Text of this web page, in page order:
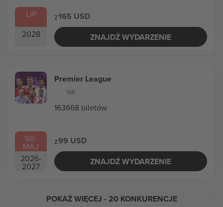
LIP
2028
z165 USD
ZNAJDŹ WYDARZENIE
SIE-
MAJ
2026-
2027
Premier League
GB
163668 biletów
z99 USD
ZNAJDŹ WYDARZENIE
POKAŻ WIĘCEJ - 20 KONKURENCJE